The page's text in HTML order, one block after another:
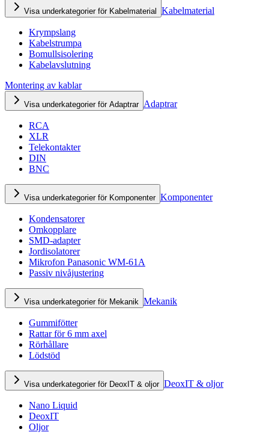
Visa underkategorier för Kabelmaterial Kabelmaterial
Krympslang
Kabelstrumpa
Bomullsisolering
Kabelavslutning
Montering av kablar
Visa underkategorier för Adaptrar Adaptrar
RCA
XLR
Telekontakter
DIN
BNC
Visa underkategorier för Komponenter Komponenter
Kondensatorer
Omkopplare
SMD-adapter
Jordisolatorer
Mikrofon Panasonic WM-61A
Passiv nivåjustering
Visa underkategorier för Mekanik Mekanik
Gummifötter
Rattar för 6 mm axel
Rörhållare
Lödstöd
Visa underkategorier för DeoxIT & oljor DeoxIT & oljor
Nano Liquid
DeoxIT
Oljor